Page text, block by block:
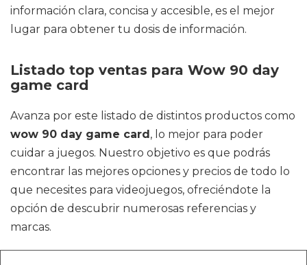
información clara, concisa y accesible, es el mejor
lugar para obtener tu dosis de información.
Listado top ventas para Wow 90 day
game card
Avanza por este listado de distintos productos como
wow 90 day game card, lo mejor para poder
cuidar a juegos. Nuestro objetivo es que podrás
encontrar las mejores opciones y precios de todo lo
que necesites para videojuegos, ofreciéndote la
opción de descubrir numerosas referencias y
marcas.